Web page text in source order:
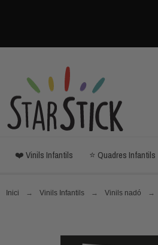
❤️ Vinils Infantils ⭐ Quadres Infantils
Inici Vinils Infantils Vinils nadó